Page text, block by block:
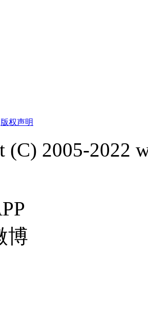
版权声明
(C) 2005-2022
博